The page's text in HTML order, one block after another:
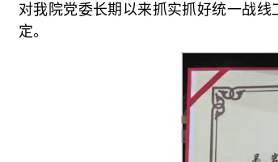
对我院党委长期以来抓实抓好统一战
定。